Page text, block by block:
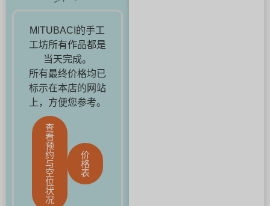
MITUBACI的手工
工坊所有作品都是
当天完成。
所有最终价格均已
标示在本店的网站
上，方便您参考。
查
看
预
约
与
空
位
状
况
价
格
表